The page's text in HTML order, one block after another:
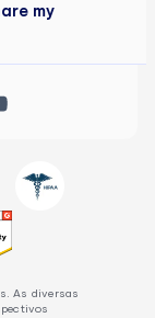
As diversas
my